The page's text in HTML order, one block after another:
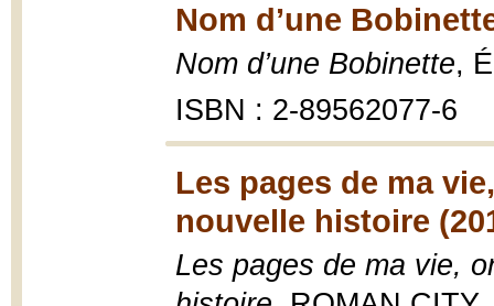
Nom d’une
Nom d’une Bobinette,
ISBN : 2-89562077-6
Les pages de ma
nouvelle histoire
Les pages de ma vie,